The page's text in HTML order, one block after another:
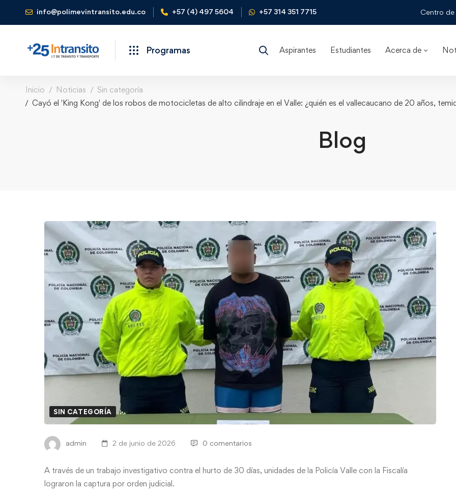
info@polimevintransito.edu.co +57 (4) 497 5604 +57 314 351 7715 Centro
Programas Aspirantes Estudiantes Acerca de
Inicio Noticias
Sin categoría
Cayó el 'King Kong' de los robos de motocicletas de alto cilindraje en el Valle: ¿quién es el vallecaucano de 20 años,
Blog
SIN CATEGORÍA
admin 2 de junio de 2026 0 comentarios
A través de un trabajo investigativo contra el hurto de 30 días, unidades de la Policía Valle con la Fiscalía
lograron la captura por orden judicial.